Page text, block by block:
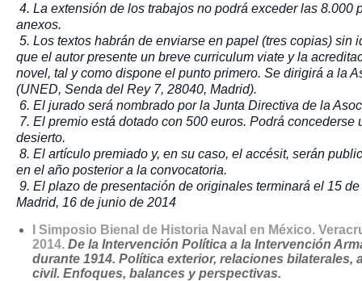
4. La extensión de los trabajos no podrá exceder las 8.000
anexos.
5. Los textos habrán de enviarse en papel (tres copias) sin
que el autor presente un breve curriculum viate y la
novel, tal y como dispone el punto primero. Se dirigirá a la
(UNED, Senda del Rey 7, 28040, Madrid).
6. El jurado será nombrado por la Junta Directiva de la
7. El premio está dotado con 500 euros. Podrá concederse
desierto.
8. El artículo premiado y, en su caso, el accésit, serán
en el año posterior a la convocatoria.
9. El plazo de presentación de originales terminará el 15
Madrid, 16 de junio de 2014
I Simposio Bienal de Historia Naval en México.
2014. De la Intervención Política a la Intervención
durante 1914. Política exterior, relaciones bilaterales,
civil. Enfoques, balances y perspectivas.